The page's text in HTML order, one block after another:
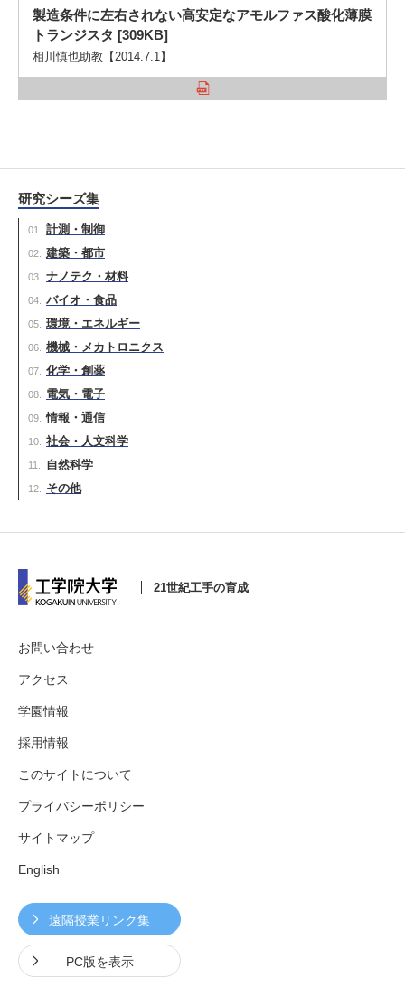
製造条件に左右されない高安定なアモルファス酸化薄膜
トランジスタ [309KB]
相川慎也助教【2014.7.1】
研究シーズ集
計測・制御
建築・都市
ナノテク・材料
バイオ・食品
環境・エネルギー
機械・メカトロニクス
化学・創薬
電気・電子
情報・通信
社会・人文科学
自然科学
その他
21世紀工手の育成
お問い合わせ
アクセス
学園情報
採用情報
このサイトについて
プライバシーポリシー
サイトマップ
English
遠隔授業リンク集
PC版を表示